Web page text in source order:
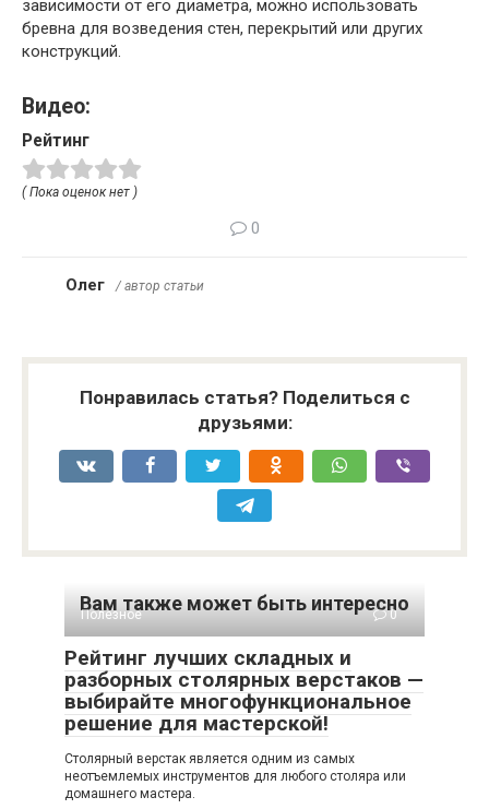
зависимости от его диаметра, можно использовать
бревна для возведения стен, перекрытий или других
конструкций.
Видео:
Рейтинг
( Пока оценок нет )
0
Олег / автор статьи
Понравилась статья? Поделиться с
друзьями:
Вам также может быть интересно
Полезное 0
Рейтинг лучших складных и
разборных столярных верстаков —
выбирайте многофункциональное
решение для мастерской!
Столярный верстак является одним из самых
неотъемлемых инструментов для любого столяра или
домашнего мастера.